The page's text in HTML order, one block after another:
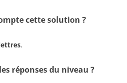
cette solution ?
.
réponses du niveau ?